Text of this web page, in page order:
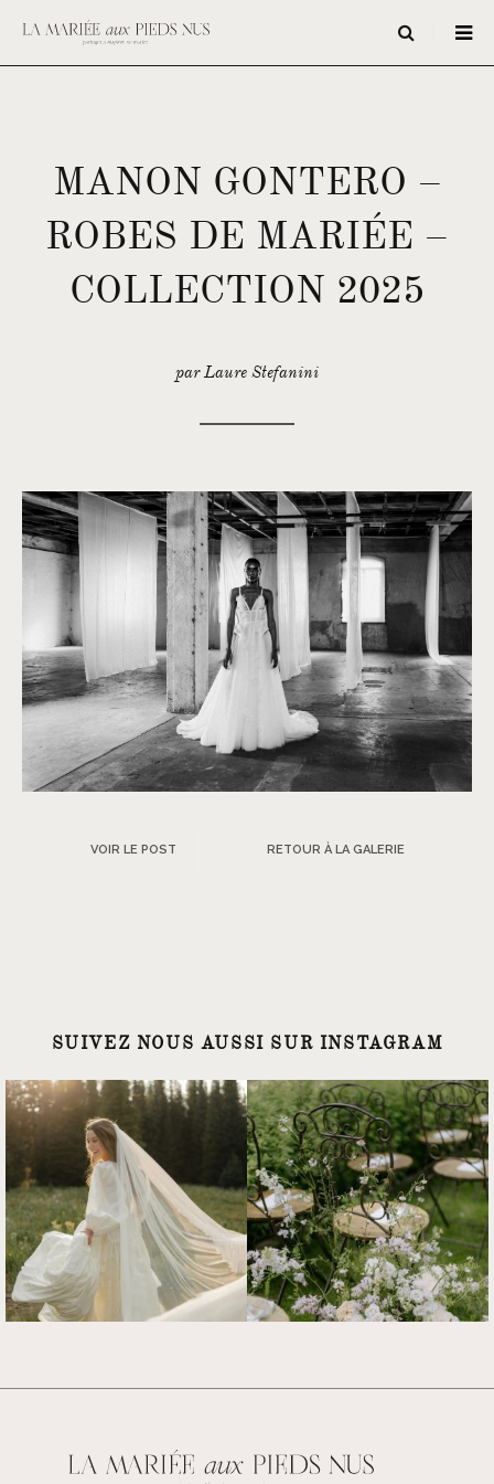
MANON GONTERO –
ROBES DE MARIÉE –
COLLECTION 2025
par Laure Stefanini
VOIR LE POST RETOUR À LA GALERIE
SUIVEZ NOUS AUSSI SUR INSTAGRAM